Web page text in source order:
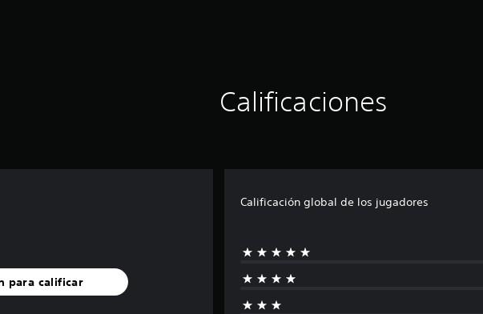
Calificaciones
para calificar
Calificación global de los jugadores